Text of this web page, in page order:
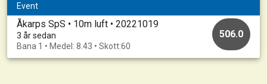
Event
Åkarps SpS • 10m luft • 20221019
3 år sedan
Bana 1 • Medel: 8.43 • Skott:60
506.0